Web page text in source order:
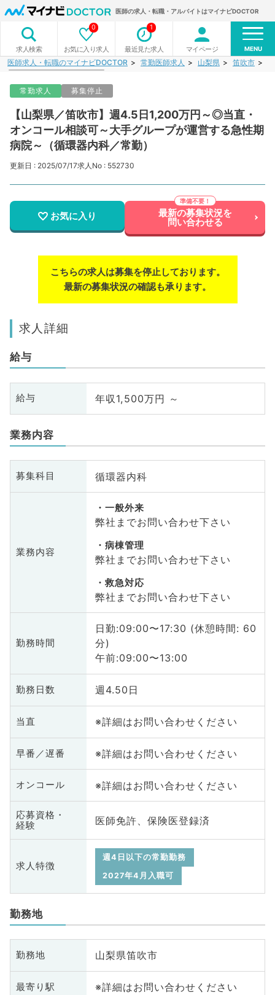
医師の求人・転職・アルバイトはマイナビDOCTOR
求人検索 お気に入り求人
0
最近見た求人
1
マイページ MENU
医師求人・転職のマイナビDOCTOR 常勤医師求人 山梨県 笛吹市
常勤求人 募集停止
【山梨県／笛吹市】週4.5日1,200万円～◎当直・
オンコール相談可～大手グループが運営する急性期
病院～（循環器内科／常勤）
更新日 : 2025/07/17求人No : 552730
お気に入り 最新の募集状況を
問い合わせる
こちらの求人は募集を停止しております。
最新の募集状況の確認も承ります。
求人詳細
給与
給与 年収1,500万円 ～
業務内容
募集科目 循環器内科
業務内容
一般外来
弊社までお問い合わせ下さい
病棟管理
弊社までお問い合わせ下さい
救急対応
弊社までお問い合わせ下さい
勤務時間
日勤:09:00〜17:30 (休憩時間: 60
分)
午前:09:00〜13:00
勤務日数 週4.50日
当直 ※詳細はお問い合わせください
早番／遅番 ※詳細はお問い合わせください
オンコール ※詳細はお問い合わせください
応募資格・
経験
医師免許、保険医登録済
求人特徴
週4日以下の常勤勤務
2027年4月入職可
勤務地
勤務地 山梨県笛吹市
最寄り駅 ※詳細はお問い合わせください